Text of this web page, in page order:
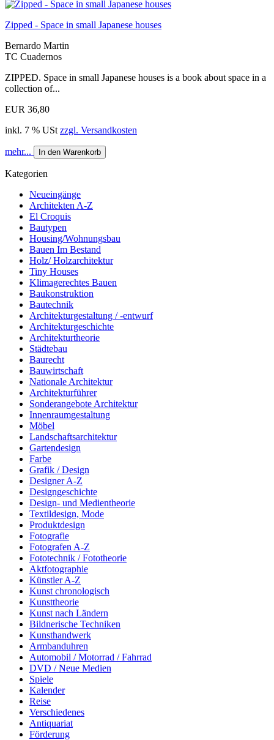
Zipped - Space in small Japanese houses
Bernardo Martin
TC Cuadernos
ZIPPED. Space in small Japanese houses is a book about space in a
collection of...
EUR 36,80
inkl. 7 % USt zzgl. Versandkosten
mehr... In den Warenkorb
Kategorien
Neueingänge
Architekten A-Z
El Croquis
Bautypen
Housing/Wohnungsbau
Bauen Im Bestand
Holz/ Holzarchitektur
Tiny Houses
Klimagerechtes Bauen
Baukonstruktion
Bautechnik
Architekturgestaltung / -entwurf
Architekturgeschichte
Architekturtheorie
Städtebau
Baurecht
Bauwirtschaft
Nationale Architektur
Architekturführer
Sonderangebote Architektur
Innenraumgestaltung
Möbel
Landschaftsarchitektur
Gartendesign
Farbe
Grafik / Design
Designer A-Z
Designgeschichte
Design- und Medientheorie
Textildesign, Mode
Produktdesign
Fotografie
Fotografen A-Z
Fototechnik / Fototheorie
Aktfotographie
Künstler A-Z
Kunst chronologisch
Kunsttheorie
Kunst nach Ländern
Bildnerische Techniken
Kunsthandwerk
Armbanduhren
Automobil / Motorrad / Fahrrad
DVD / Neue Medien
Spiele
Kalender
Reise
Verschiedenes
Antiquariat
Förderung